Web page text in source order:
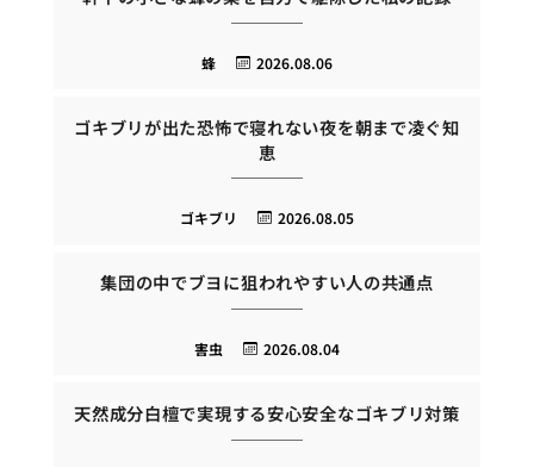
2026.08.06
蜂
ゴキブリが出た恐怖で寝れない夜を朝まで凌ぐ知
恵
2026.08.05
ゴキブリ
集団の中でブヨに狙われやすい人の共通点
2026.08.04
害虫
天然成分白檀で実現する安心安全なゴキブリ対策